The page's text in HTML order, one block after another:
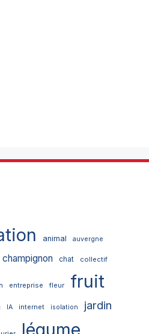
animal auvergne
champignon chat collectif
entreprise fleur fruit
IA internet isolation jardin
légume